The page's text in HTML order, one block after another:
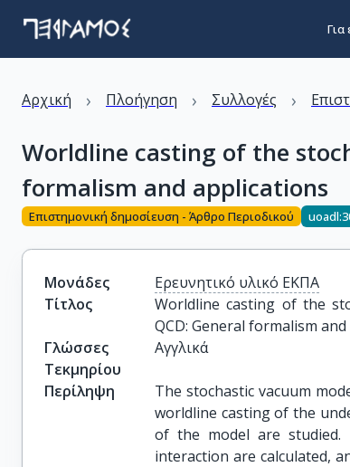
Για
Αρχική › Πλοήγηση › Συλλογές ›
Worldline casting of the
formalism and applications
Επιστημονική δημοσίευση - Άρθρο Περιοδικού
Μονάδες
Ερευνητικό υλικό ΕΚΠΑ
Τίτλος
Worldline casting of the
QCD: General formalism
Γλώσσες
Τεκμηρίου
Αγγλικά
Περίληψη
The stochastic vacuum
worldline casting of the
of the model are studied.
interaction are calculated,